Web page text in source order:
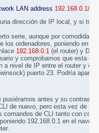
LAN address 192.168.0.1/
dirección de IP local, y si
serie, aunque por comodidad
los ordenadores, poniendo en
192.168.0.1 (el router) y
y comprobamos que esta
a nivel de IP entre el router y el
puerto 23. Podría
pusiéramos antes y su
de nuevo, pero esta vez de
comandos de CLI tanto con
192.168.0.1 en el